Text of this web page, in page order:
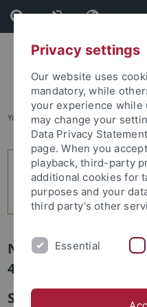
Skip
to
content
Skip
to
footer
You are here: Startseite ...
Newsletter Uni
4/2013: Studium und
Studierendenrat:
Privacy settings
Our website uses
mandatory, while
your experience while
may change your
Data Privacy
page. When you
playback, third-party
additional cookies for
purposes and your
third party’s other
Essential